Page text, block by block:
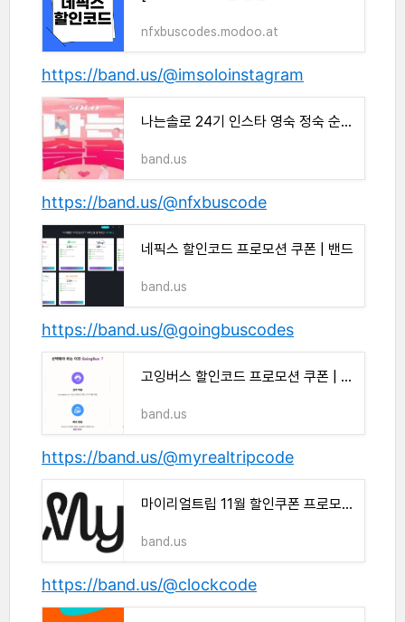
nfxbuscodes.modoo.at
https://band.us/@imsoloinstagram
나는솔로 24기 인스타 영숙 정숙 순자 영자 옥순 현숙 영수 영호 영식 영철 광수 광철 | 밴드
band.us
https://band.us/@nfxbuscode
네픽스 할인코드 프로모션 쿠폰 | 밴드
band.us
https://band.us/@goingbuscodes
고잉버스 할인코드 프로모션 쿠폰 | 밴드
band.us
https://band.us/@myrealtripcode
마이리얼트립 11월 할인쿠폰 프로모션 코드 | 밴드
band.us
https://band.us/@clockcode